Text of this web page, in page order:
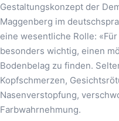
Gestaltungskonzept der
Maggenberg im
eine wesentliche Rolle:
besonders wichtig, einen
Bodenbelag zu finden.
Kopfschmerzen,
Nasenverstopfung,
Farbwahrnehmung.